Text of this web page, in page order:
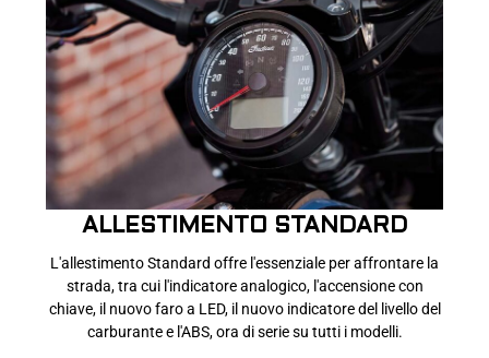
ALLESTIMENTO STANDARD
L'allestimento Standard offre l'essenziale per affrontare la
strada, tra cui l'indicatore analogico, l'accensione con
chiave, il nuovo faro a LED, il nuovo indicatore del livello del
carburante e l'ABS, ora di serie su tutti i modelli.